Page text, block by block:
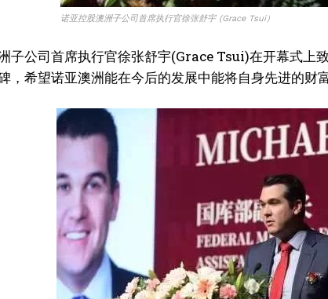
我要加入
我已阅读并同意 《隐私条款》
2018年加入澳洲都市报，记者，专注于社区新闻、商业及消费领域报道及人物
其以敏锐的新闻嗅觉和扎实的采访功底，记录澳洲各地与华人相关的点滴故事
诺亚控股澳洲子公司首席执行官徐张舒宇 (Grace Tsui）
子公司首席执行官徐张舒宇(Grace Tsui)在开幕式上
，希望诺亚澳洲能在今后的发展中能将自身先进的财